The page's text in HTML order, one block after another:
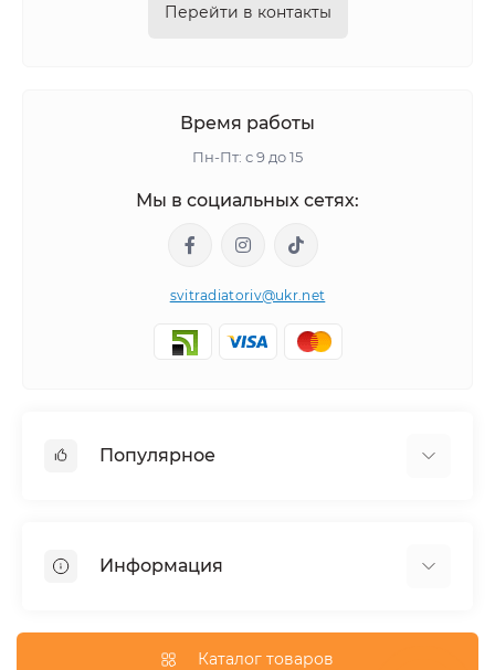
Перейти в контакты
Время работы
Пн-Пт: с 9 до 15
Мы в социальных сетях:
svitradiatoriv@ukr.net
Популярное
Угловой
Внутрипольные конвекторы
Информация
Каталог товаров